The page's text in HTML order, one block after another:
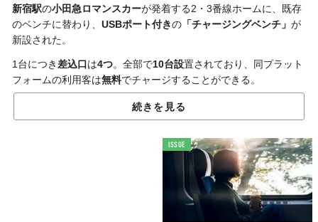
新宿駅の小田急ロマンスカーが発着する2・3番線ホームに、既存
のベンチに替わり、 USBポート付きの 「チャージングベンチ」 が
新設された。
1台につき差込口は4つ。全部で10台設置されており、同プラット
フォームの利用客は無料でチャージすることができる。
外国人旅行客の利用も少なくないため、あらゆる
国の人が簡単に使えるよう、プラグではなくUSBポートを採用。
ベンチのサイドには大きなアイコンマークがデザインされてお
であることが遠目からでも認識可能。座面
高くすることで、立ち上がる際の 負担
を図るなど、細かな気遣いが行き届いている。
開発を手がけた「アドセック」によると、駅空間をチャージング
続きを見る
ISSUE